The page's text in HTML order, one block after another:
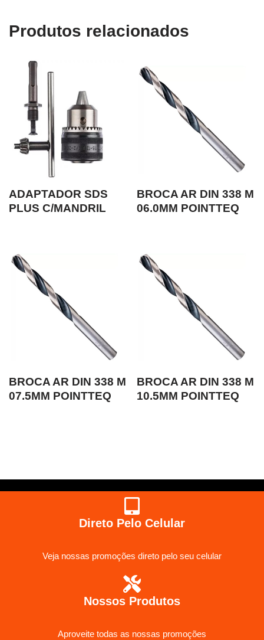
Produtos relacionados
ADAPTADOR SDS
PLUS C/MANDRIL
BROCA AR DIN 338 M
06.0MM POINTTEQ
BROCA AR DIN 338 M
07.5MM POINTTEQ
BROCA AR DIN 338 M
10.5MM POINTTEQ
Direto Pelo Celular
Veja nossas promoções direto pelo seu celular
Nossos Produtos
Aproveite todas as nossas promoções